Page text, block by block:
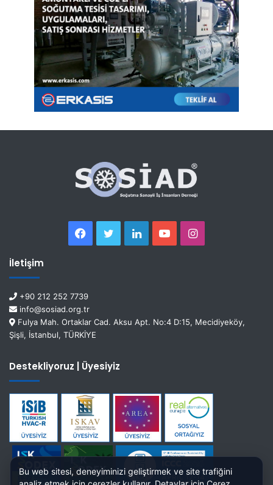
İletişim
+90 212 252 7739
info@sosiad.org.tr
Fulya Mah. Ortaklar Cad. Aksu Apt. No:4 D:15, Mecidiyeköy,
Şişli, İstanbul, TÜRKİYE
Destekliyoruz | Üyesiyiz
Bu web sitesi, deneyiminizi geliştirmek ve site trafiğini